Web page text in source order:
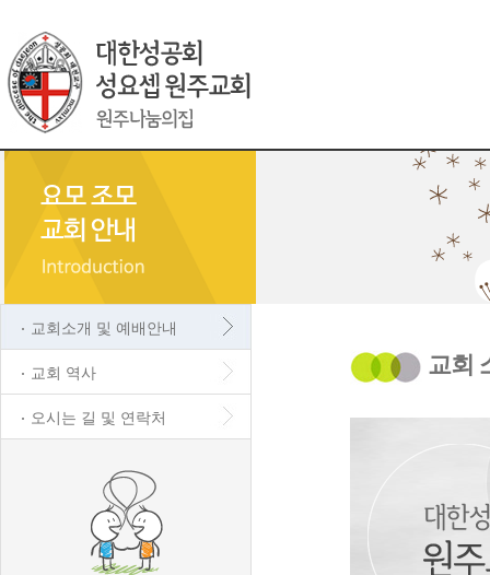
교회소개 및 예배안내
교회 역사
오시는 길 및 연락처
교회